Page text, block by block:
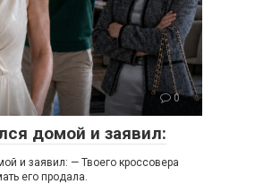
0
домой и заявил:
и заявил: — Твоего кроссовера
его продала.